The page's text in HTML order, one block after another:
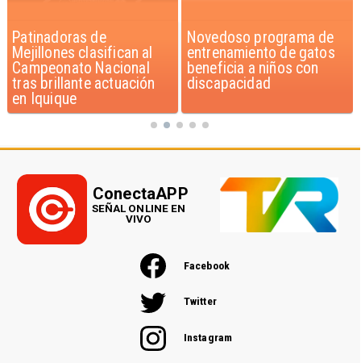
Novedoso programa de
entrenamiento de gatos
beneficia a niños con
discapacidad
Alarmante hábito en
jóvenes de 13 a 15 años
según encuesta del
Minsal
Facebook
Twitter
Instagram
ConectaAPP
SEÑAL ONLINE EN
VIVO